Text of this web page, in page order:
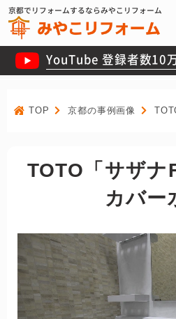
京都でリフォームするならみやこリフォーム
YouTube 登録者数10
TOP 京都の事例画像
TOTO「サザナ
カバー